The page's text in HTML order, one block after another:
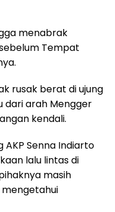
menabrak
Tempat
rusak berat di ujung
dari arah Mengger
kendali.
AKP Senna Indiarto
lalu lintas di
masih